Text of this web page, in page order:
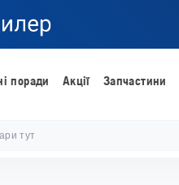
поради Акції Запчастини